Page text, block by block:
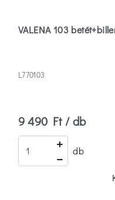
VALENA 103
L770103
9 490 Ft / db
db